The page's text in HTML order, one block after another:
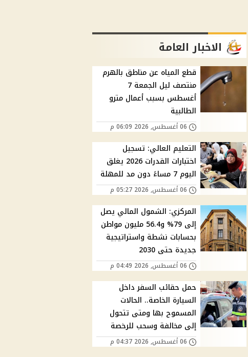
الاخبار العامة
قطع المياه عن مناطق بالهرم
منتصف ليل الجمعة 7
أغسطس بسبب أعمال مترو
الطالبية
06 أغسطس, 2026 06:09 م
التعليم العالي: تسجيل
اختبارات القدرات 2026 يغلق
اليوم 7 مساءً دون مد للمهلة
06 أغسطس, 2026 05:27 م
المركزي: الشمول المالي يصل
إلى 79% و56.4 مليون مواطن
بحسابات نشطة واستراتيجية
جديدة حتى 2030
06 أغسطس, 2026 04:49 م
حمل حقائب السفر داخل
السيارة الخاصة.. الحالات
المسموح بها ومتى تتحول
إلى مخالفة وسحب للرخصة
06 أغسطس, 2026 04:37 م